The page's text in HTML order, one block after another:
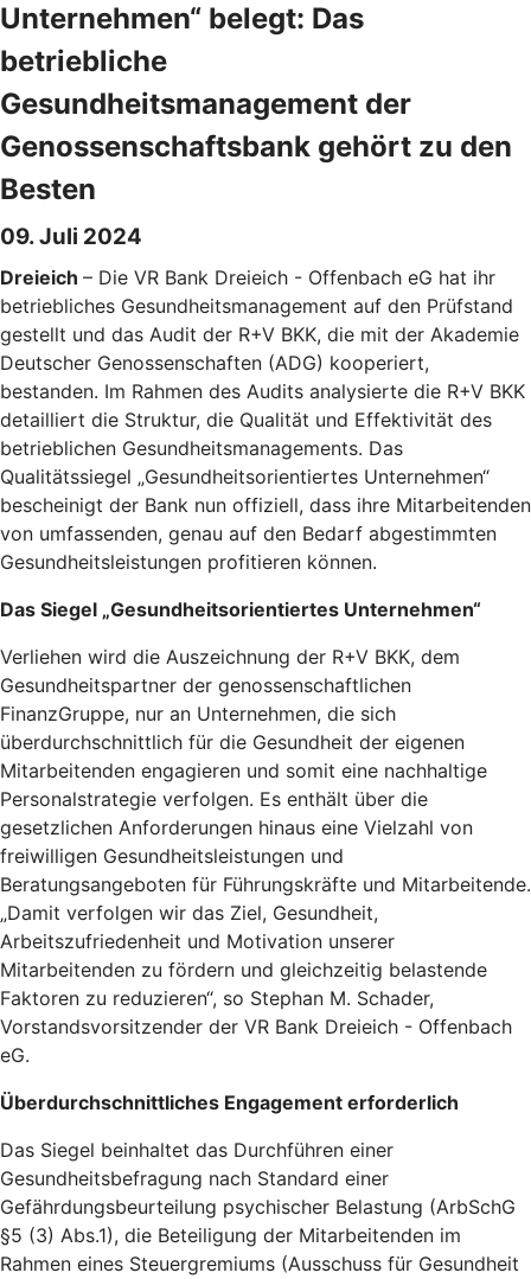
Unternehmen“ belegt: Das
betriebliche
Gesundheitsmanagement der
Genossenschaftsbank gehört zu den
Besten
09. Juli 2024
Dreieich – Die VR Bank Dreieich - Offenbach eG hat ihr
betriebliches Gesundheitsmanagement auf den Prüfstand
gestellt und das Audit der R+V BKK, die mit der Akademie
Deutscher Genossenschaften (ADG) kooperiert,
bestanden. Im Rahmen des Audits analysierte die R+V BKK
detailliert die Struktur, die Qualität und Effektivität des
betrieblichen Gesundheitsmanagements. Das
Qualitätssiegel „Gesundheitsorientiertes Unternehmen“
bescheinigt der Bank nun offiziell, dass ihre Mitarbeitenden
von umfassenden, genau auf den Bedarf abgestimmten
Gesundheitsleistungen profitieren können.
Das Siegel „Gesundheitsorientiertes Unternehmen“
Verliehen wird die Auszeichnung der R+V BKK, dem
Gesundheitspartner der genossenschaftlichen
FinanzGruppe, nur an Unternehmen, die sich
überdurchschnittlich für die Gesundheit der eigenen
Mitarbeitenden engagieren und somit eine nachhaltige
Personalstrategie verfolgen. Es enthält über die
gesetzlichen Anforderungen hinaus eine Vielzahl von
freiwilligen Gesundheitsleistungen und
Beratungsangeboten für Führungskräfte und Mitarbeitende.
„Damit verfolgen wir das Ziel, Gesundheit,
Arbeitszufriedenheit und Motivation unserer
Mitarbeitenden zu fördern und gleichzeitig belastende
Faktoren zu reduzieren“, so Stephan M. Schader,
Vorstandsvorsitzender der VR Bank Dreieich - Offenbach
eG.
Überdurchschnittliches Engagement erforderlich
Das Siegel beinhaltet das Durchführen einer
Gesundheitsbefragung nach Standard einer
Gefährdungsbeurteilung psychischer Belastung (ArbSchG
§5 (3) Abs.1), die Beteiligung der Mitarbeitenden im
Rahmen eines Steuergremiums (Ausschuss für Gesundheit